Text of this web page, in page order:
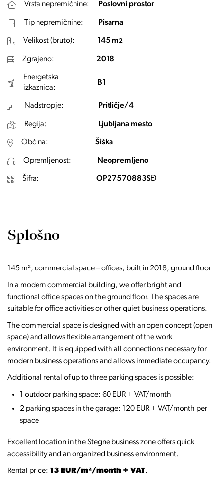
Vrsta nepremičnine: Poslovni prostor
Tip nepremičnine: Pisarna
Velikost (bruto): 145 m2
Zgrajeno: 2018
Energetska
izkaznica:
B1
Nadstropje: Pritličje/4
Regija: Ljubljana mesto
Občina: Šiška
Opremljenost: Neopremljeno
Šifra: OP27570883SĐ
Splošno
145 m², commercial space – offices, built in 2018, ground floor
In a modern commercial building, we offer bright and
functional office spaces on the ground floor. The spaces are
suitable for office activities or other quiet business operations.
The commercial space is designed with an open concept (open
space) and allows flexible arrangement of the work
environment. It is equipped with all connections necessary for
modern business operations and allows immediate occupancy.
Additional rental of up to three parking spaces is possible:
1 outdoor parking space: 60 EUR + VAT/month
2 parking spaces in the garage: 120 EUR + VAT/month per
space
Excellent location in the Stegne business zone offers quick
accessibility and an organized business environment.
Rental price: 13 EUR/m²/month + VAT.